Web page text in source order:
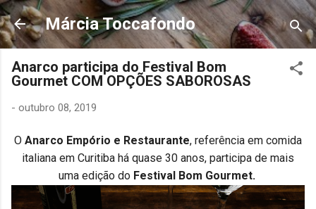
Pular para o conteúdo principal
Márcia Toccafondo
Anarco participa do Festival Bom
Gourmet COM OPÇÕES SABOROSAS
- outubro 08, 2019
O Anarco Empório e Restaurante, referência em comida
italiana em Curitiba há quase 30 anos, participa de mais
uma edição do Festival Bom Gourmet.